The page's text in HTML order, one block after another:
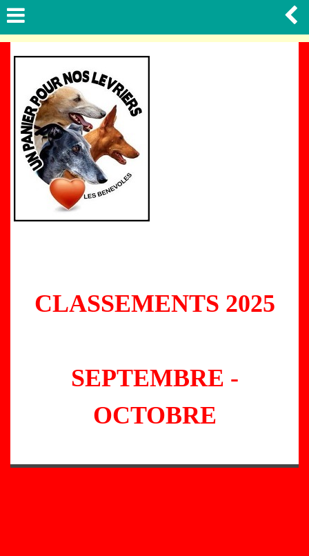
CLASSEMENTS 2025
SEPTEMBRE -
OCTOBRE